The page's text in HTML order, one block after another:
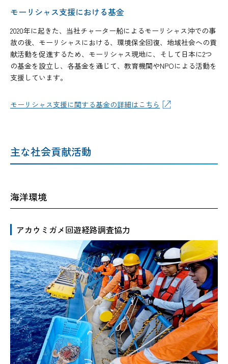
モーリシャス支援における基金
2020年に起きた、当社チャーター船によるモーリシャス沖での事
故の後、モーリシャスにおける、環境保全回復、地域社会への貢
献活動を促進するため、モーリシャス現地に、そして日本に2つ
の基金を設立し、各基金を通じて、教育機関やNPOによる活動を
支援しています。
モーリシャス支援に関する基金の詳細はこちら
主な社会貢献活動
海洋環境
アカウミガメ回遊経路調査協力